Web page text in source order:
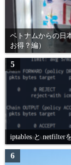
ベトナムからの日
お得？編）
5
iptables と netfilter
6